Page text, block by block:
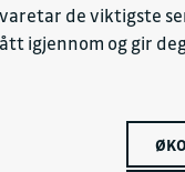
de viktigste
igjennom og gir